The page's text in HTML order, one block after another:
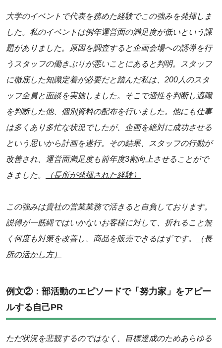
大学のイベントで代表を務めた経験でこの強みを発揮しま
した。私のイベントは例年運営面の満足度が低いという課
題がありました。原因を調査すると企画会場への誘導を行
うスタッフの働きぶりが悪いことにあると判明。スタッフ
に徹底した知識定着が必要だと踏んだ私は、200人のスタ
ッフ全員と面談を実施しました。そこで適性を判断し適職
を判断した他、個別資料の配布を行いました。他にも仕事
は多くあり多忙な状況でしたが、企画を絶対に成功させる
という思いから計画を遂行。その結果、スタッフの行動が
改善され、運営面満足度も前年度3割向上させることがで
きました。
（長所が発揮された経験）
この強みは貴社の営業業務で活きると自負しております。
説得が一筋縄ではいかないお客様に対して、折れること無
く何度も対策を改善し、商品を販売できるはずです。
（長
所の活かし方）
例文②：部活動のエピソードで「努力家」をアピー
ルする自己PR
ただ状況を悲観するのではなく、目標達成のためあらゆる